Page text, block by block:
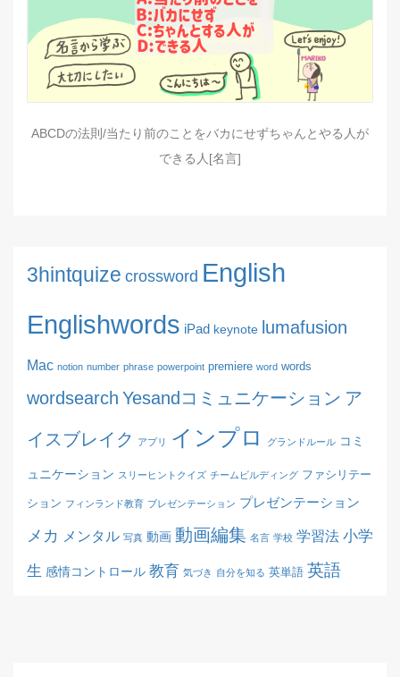
ABCDの法則/当たり前のことをバカにせずちゃんとやる人が
できる人[名言]
3hintquize crossword English
Englishwords iPad keynote lumafusion
Mac notion number phrase powerpoint premiere word words
wordsearch Yesandコミュニケーション ア
イスブレイク アプリ インプロ グランドルール コミ
ュニケーション スリーヒントクイズ チームビルディング ファシリテー
ション フィンランド教育 ブレゼンテーション プレゼンテーション
メカ メンタル 写真 動画 動画編集 名言 学校 学習法 小学
生 感情コントロール 教育 気づき 自分を知る 英単語 英語